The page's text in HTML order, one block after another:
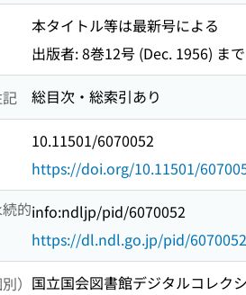
本タイトル等は最新号による
出版者: 8巻12号 (Dec. 1956) ま
総目次・総索引あり
10.11501/6070052
https://doi.org/10.11501/
的info:ndljp/pid/6070052
https://dl.ndl.go.jp/pid/6070052
） 国立国会図書館デジタルコレク